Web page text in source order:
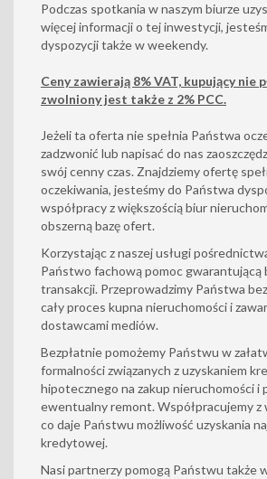
Podczas spotkania w naszym biurze
więcej informacji o tej inwestycji,
dyspozycji także w weekendy.
Ceny zawierają 8% VAT, kupujący nie
zwolniony jest także z 2% PCC.
Jeżeli ta oferta nie spełnia Państwa
zadzwonić lub napisać do nas
swój cenny czas. Znajdziemy ofertę
oczekiwania, jesteśmy do Państwa
współpracy z większością biur
obszerną bazę ofert.
Korzystając z naszej usługi
Państwo fachową pomoc gwarantującą
transakcji. Przeprowadzimy Państwa
cały proces kupna nieruchomości i
dostawcami mediów.
Bezpłatnie pomożemy Państwu w
formalności związanych z uzyskaniem
hipotecznego na zakup nieruchomości i
ewentualny remont. Współpracujemy z
co daje Państwu możliwość uzyskania
kredytowej.
Nasi partnerzy pomogą Państwu także